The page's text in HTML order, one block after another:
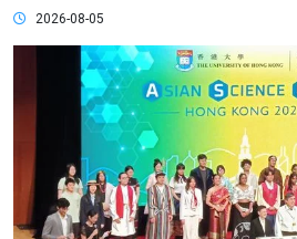
2026-08-05